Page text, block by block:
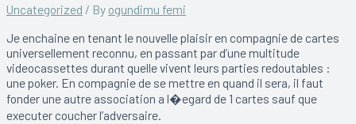
Uncategorized / By ogundimu femi
Je enchaine en tenant le nouvelle plaisir en compagnie de cartes
universellement reconnu, en passant par d’une multitude
videocassettes durant quelle vivent leurs parties redoutables :
une poker. En compagnie de se mettre en quand il sera, il faut
fonder une autre association a l�egard de 1 cartes sauf que
executer coucher l’adversaire.